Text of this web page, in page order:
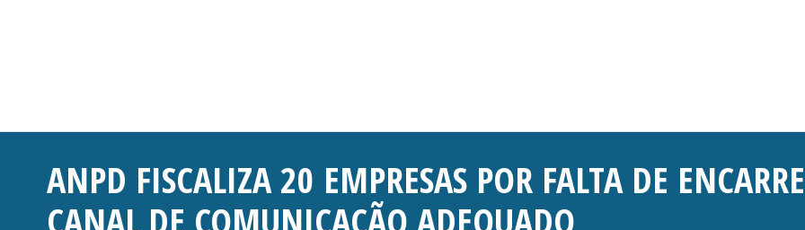
ANPD FISCALIZA 20 EMPRESAS POR FALTA DE
CANAL DE COMUNICAÇÃO ADEQUADO